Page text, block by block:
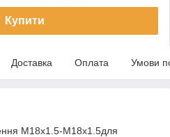
Купити
Доставка Оплата Умови
М18х1.5-М18х1.5для